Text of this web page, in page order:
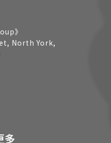
》
North York,
多